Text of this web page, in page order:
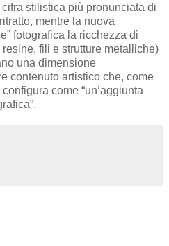
stilistica più pronunciata di
mentre la nuova
fotografica la ricchezza di
fili e strutture metalliche)
una dimensione
contenuto artistico che, come
come “un’aggiunta